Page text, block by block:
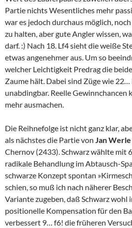
Partie nichts Wesentliches mehr
war es jedoch durchaus möglich,
zu halten, aber gute Angler wissen,
darf. :) Nach 18. Lf4 sieht die weiße
etwas angenehmer aus. Um so
welcher Leichtigkeit Predrag die
Zaume hält. Dabei sind Züge wie
unabdingbar. Reelle Gewinnchancen
mehr ausmachen.
Die Reihnefolge ist nicht ganz klar,
als nächstes die Partie von Jan Werle
Chernov (2433). Schwarz wählte mit
radikale Behandlung im Abtausch-
schwarze Konzept spontan
schien, so muß ich nach näherer
Variante zugeben, daß Schwarz wohl
positionelle Kompensation für den
verbessert 9… f6! die früheren